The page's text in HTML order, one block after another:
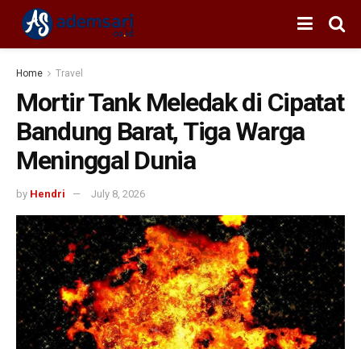
Home Travel
Mortir Tank Meledak di Cipatat
Bandung Barat, Tiga Warga
Meninggal Dunia
by Hendri July 8, 2026